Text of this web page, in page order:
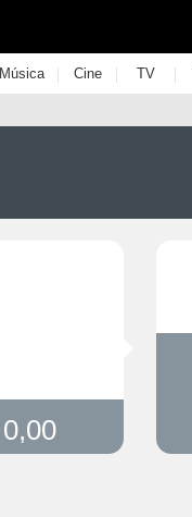
Música | Cine | TV |
0,00